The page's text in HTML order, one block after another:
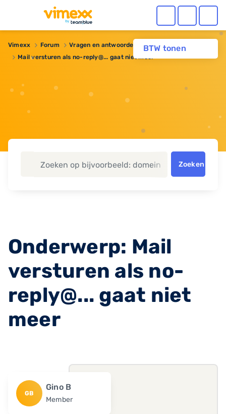
BTW tonen
Vimexx Forum
Vragen en antwoorden
Mail versturen als no-reply@... gaat niet meer
Zoeken
Onderwerp: Mail
versturen als no-
reply@... gaat niet
meer
GB
Gino B
Member